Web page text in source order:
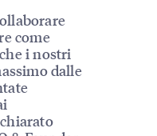
come
i nostri
dalle